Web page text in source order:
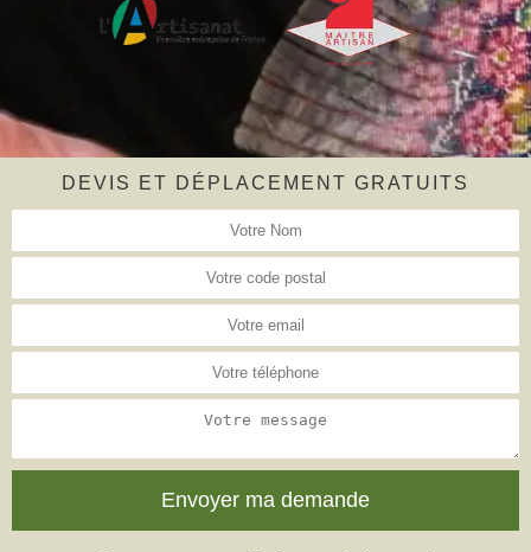
DEVIS ET DÉPLACEMENT GRATUITS